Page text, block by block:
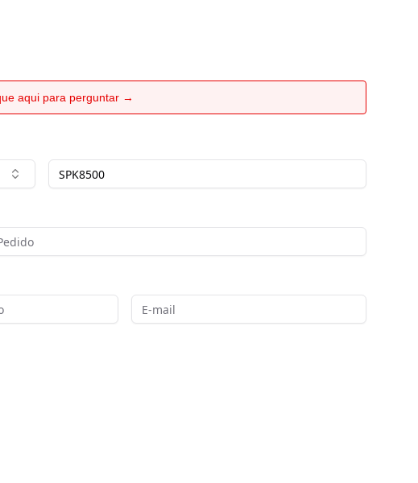
aqui para perguntar →